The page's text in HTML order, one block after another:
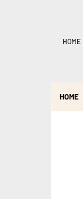
HOME
HOME